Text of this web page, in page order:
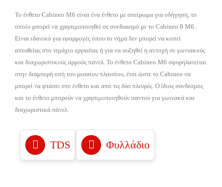
Το ένθετο Cabineo M6 είναι ένα ένθετο με σπείρωμα για οδήγηση, το
οποίο μπορεί να χρησιμοποιηθεί σε συνδυασμό με το Cabineo 8 M6.
Είναι ιδανικό για εφαρμογές όπου το νήμα δεν μπορεί να κοπεί
απευθείας στο τεμάχιο εργασίας ή για να αυξηθεί η αντοχή σε γωνιακούς
και διαχωριστικούς αρμούς πάνελ. Το ένθετο Cabineo M6 σφυρηλατείται
στην διαμπερή οπή του μεσαίου πλαισίου, έτσι ώστε το Cabineo να
μπορεί να φτάσει στο ένθετο και από τις δύο πλευρές. Ο ίδιος σύνδεσμος
και το ένθετο μπορούν να χρησιμοποιηθούν παντού για γωνιακά και
διαχωριστικά πάνελ.
TDS Φυλλάδιο